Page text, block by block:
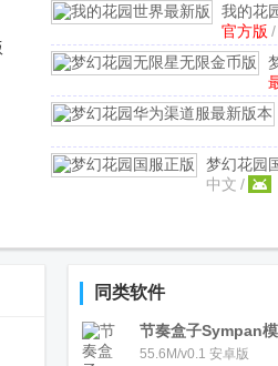
我的花
官方版
官方版 /
梦幻花园
登录版
中文 /
同类软件
节奏盒子Sympan
55.6M/v0.1 安卓版